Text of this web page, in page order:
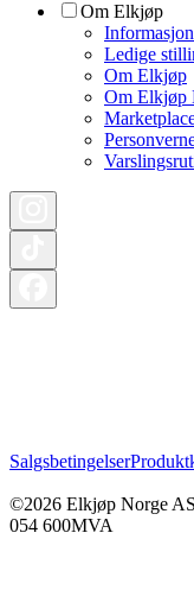
Om Elkjøp
Ledige
Om Elkjøp
Om Elkjøp
Salgsbetingelser
©2026 Elkjøp Norge
054 600MVA